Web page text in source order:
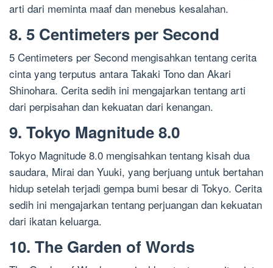
arti dari meminta maaf dan menebus kesalahan.
8. 5 Centimeters per Second
5 Centimeters per Second mengisahkan tentang cerita
cinta yang terputus antara Takaki Tono dan Akari
Shinohara. Cerita sedih ini mengajarkan tentang arti
dari perpisahan dan kekuatan dari kenangan.
9. Tokyo Magnitude 8.0
Tokyo Magnitude 8.0 mengisahkan tentang kisah dua
saudara, Mirai dan Yuuki, yang berjuang untuk bertahan
hidup setelah terjadi gempa bumi besar di Tokyo. Cerita
sedih ini mengajarkan tentang perjuangan dan kekuatan
dari ikatan keluarga.
10. The Garden of Words